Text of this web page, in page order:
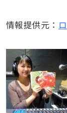
情報提供元：